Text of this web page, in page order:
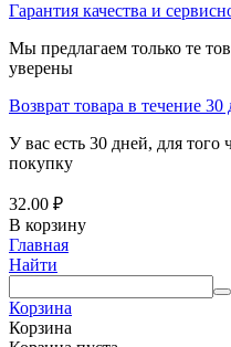
Гарантия качества и
Мы предлагаем только те
уверены
Возврат товара в течение 30
У вас есть 30 дней, для того
покупку
32.00 ₽
В корзину
Главная
Найти
Корзина
Корзина